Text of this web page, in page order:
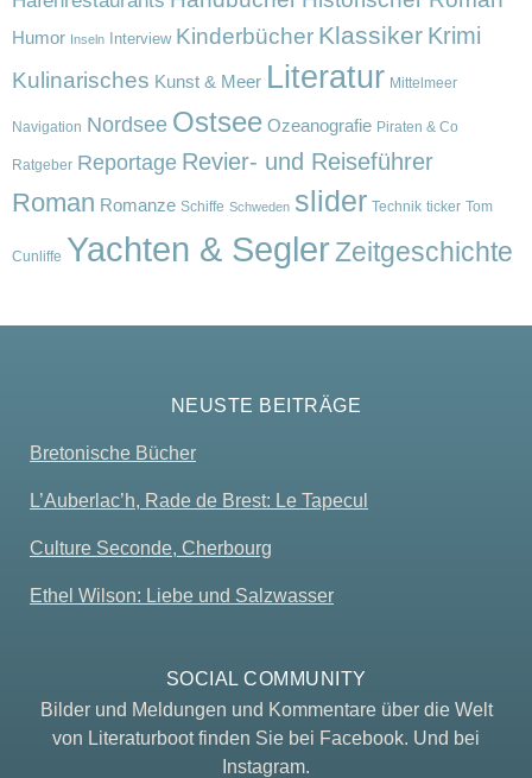
Humor Inseln Interview Kinderbücher Klassiker Krimi
Kulinarisches Kunst & Meer Literatur Mittelmeer
Navigation Nordsee Ostsee Ozeanografie Piraten & Co
Ratgeber Reportage Revier- und Reiseführer
Roman Romanze Schiffe Schweden slider Technik ticker Tom
Cunliffe Yachten & SeglerZeitgeschichte
NEUSTE BEITRÄGE
Bretonische Bücher
L’Auberlac’h, Rade de Brest: Le Tapecul
Culture Seconde, Cherbourg
Ethel Wilson: Liebe und Salzwasser
SOCIAL COMMUNITY
Bilder und Meldungen und Kommentare über die Welt
von Literaturboot finden Sie bei Facebook. Und bei
Instagram.